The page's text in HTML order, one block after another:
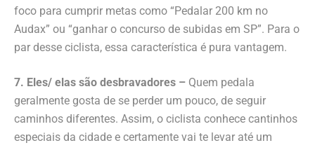
foco para cumprir metas como “Pedalar 200 km no
Audax” ou “ganhar o concurso de subidas em SP”. Para o
par desse ciclista, essa característica é pura vantagem.
7. Eles/ elas são desbravadores – Quem pedala
geralmente gosta de se perder um pouco, de seguir
caminhos diferentes. Assim, o ciclista conhece cantinhos
especiais da cidade e certamente vai te levar até um